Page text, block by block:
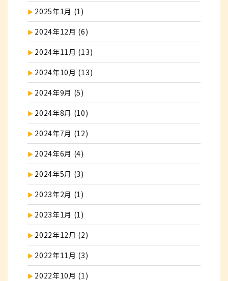
2025年1月 (1)
2024年12月 (6)
2024年11月 (13)
2024年10月 (13)
2024年9月 (5)
2024年8月 (10)
2024年7月 (12)
2024年6月 (4)
2024年5月 (3)
2023年2月 (1)
2023年1月 (1)
2022年12月 (2)
2022年11月 (3)
2022年10月 (1)